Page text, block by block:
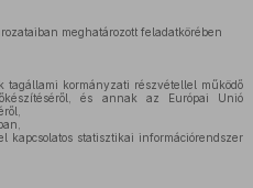
meghatározott feladatkörében
tagállami kormányzati részvétellel működő
és annak az Európai Unió
kapcsolatos statisztikai információrendszer